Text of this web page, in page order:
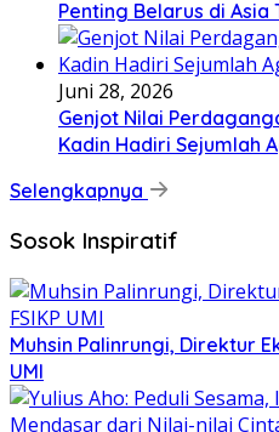
Penting Belarus di Asia
Juni 28, 2026
Genjot Nilai
Kadin Hadiri Sejumlah
Selengkapnya
Sosok Inspiratif
Muhsin Palinrungi, Direktur
UMI